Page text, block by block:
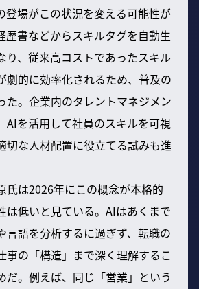
登場がこの状況を変える可能性が
歴書などからスキルタグを自動生
り、従来高コストであったスキル
劇的に効率化されるため、普及の
た。企業内のタレントマネジメン
AIを活用して社員のスキルを可視
切な人材配置に役立てる試みも進
氏は2026年にこの概念が本格的
は低いと見ている。AIはあくまで
言語を分析するに過ぎず、転職の
事の「構造」まで深く理解するこ
だ。例えば、同じ「営業」という